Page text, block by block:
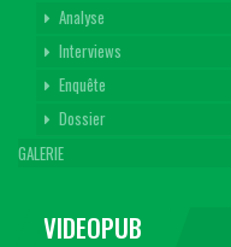
Analyse
Interviews
Enquête
Dossier
GALERIE
VIDEOPUB